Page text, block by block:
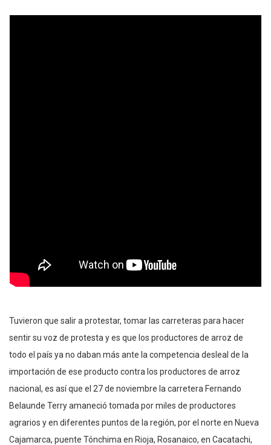
Tuvieron que salir a protestar, tomar las carreteras para hacer
sentir su voz de protesta y es que los productores de arroz de
todo el país ya no daban más ante la competencia desleal de la
importación de ese producto contra los productores de arroz
nacional, es así que el 27 de noviembre la carretera Fernando
Belaunde Terry amaneció tomada por miles de productores
agrarios y en diferentes puntos de la región, por el norte en Nueva
Cajamarca, puente Tónchima en Rioja, Rosanaico, en Cacatachi,